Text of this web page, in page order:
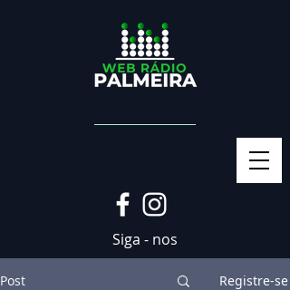
Siga - nos
Post Registre-se